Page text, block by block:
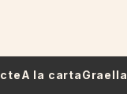
A la cartaGraella